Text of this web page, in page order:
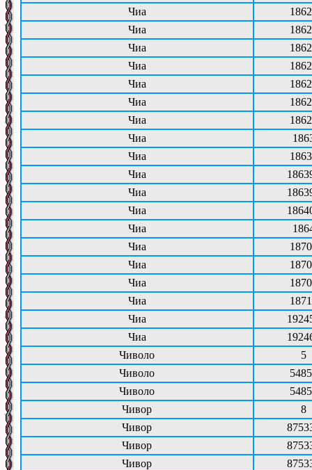
Чиа
Чиа
Чиа
Чиа
Чиа
Чиа
Чиа
Чиа
Чиа
Чиа
Чиа
Чиа
Чиа
Чиа
Чиа
Чиа
Чиа
Чиа
Чиа
Чиволо
5
Чиволо
Чиволо
Чивор
8
Чивор
Чивор
Чивор